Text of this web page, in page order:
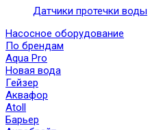
Датчики протечки воды
Насосное оборудование
По брендам
Aqua Pro
Новая вода
Гейзер
Аквафор
Atoll
Барьер